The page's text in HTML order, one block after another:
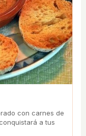
con carnes de
a tus